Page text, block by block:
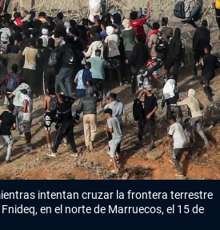
intentan cruzar la frontera terrestre
en el norte de Marruecos, el 15 de